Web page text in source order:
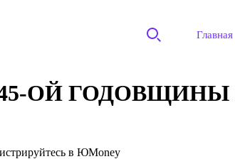
Главная
ОЙ ГОДОВЩИНЫ
в ЮMoney